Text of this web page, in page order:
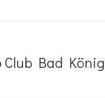
Club Bad